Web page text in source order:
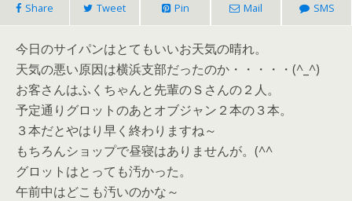
Share Tweet Pin Mail SMS
今日のサイパンはとてもいいお天気の晴れ。
天気の悪い原因は横浜支部だったのか・・・・・(^_^)
お客さんはふくちゃんと先輩のＳさんの２人。
予定通りグロットのあとオブジャン２本の３本。
３本だとやはり早く終わりますね～
もちろんショップで昼寝はありませんが。(^^ゞ
グロットはとっても汚かった。
午前中はどこも汚いのかな～